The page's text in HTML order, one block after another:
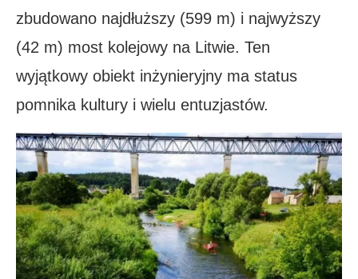
zbudowano najdłuższy (599 m) i najwyższy
(42 m) most kolejowy na Litwie. Ten
wyjątkowy obiekt inżynieryjny ma status
pomnika kultury i wielu entuzjastów.